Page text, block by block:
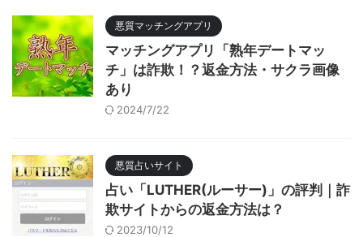
悪質マッチングアプリ
マッチングアプリ「熟年デートマッ
チ」は詐欺！？返金方法・サクラ画像
あり
2024/7/22
悪質占いサイト
占い「LUTHER(ルーサー)」の評判｜詐
欺サイトからの返金方法は？
2023/10/12